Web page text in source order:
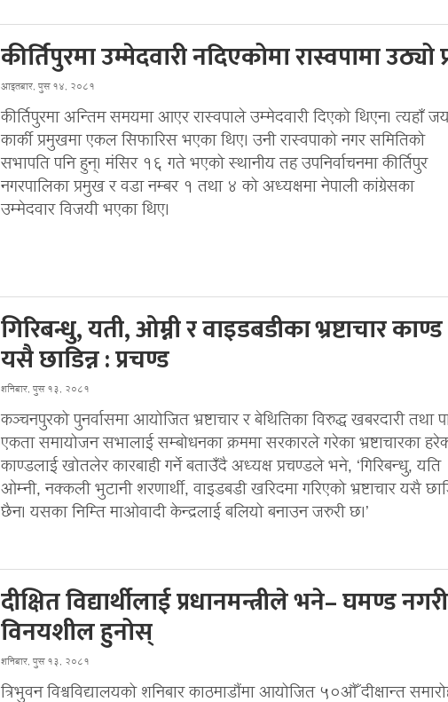
कीर्तिपुरमा उम्मेदवारी नदिएकोमा रास्वपामा उठ्यो
आइतबार, पुस १४, २०८१
कीर्तिपुरमा अन्तिम समयमा आएर रास्वपाले उम्मेदवारी दिएको थिएन। त्यहाँ
कार्की प्रमुखमा एकल सिफारिस भएका थिए। उनी रास्वपाको नगर समितिको
सभापति पनि हुन्। मंसिर १६ गते भएको स्थानीय तह उपनिर्वाचनमा कीर्तिपुर
नगरपालिका प्रमुख र वडा नम्बर १ तथा ४ को अध्यक्षमा नेपाली कांग्रेसका
उम्मेदवार विजयी भएका थिए।
गिरिबन्धु, यती, ओम्नी र वाइडबडीका भ्रष्टाचार काण्ड
यसै छाडिन्न : प्रचण्ड
शनिबार, पुस १३, २०८१
कञ्चनपुरको पुनर्वासमा आयोजित भ्रष्टाचार र बेथितिका विरुद्ध खबरदारी तथा
एकता समायोजन सभालाई सम्बोधनका क्रममा सरकारले गरेका भ्रष्टाचारका
काण्डलाई खोतलेर कारबाही गर्ने बताउँदै अध्यक्ष प्रचण्डले भने, ‘गिरिबन्धु, यति
ओम्नी, नक्कली भुटानी शरणार्थी, वाइडबडी खरिदमा गरिएको भ्रष्टाचार यसै
छैन। यसका निम्ति माओवादी केन्द्रलाई बलियो बनाउन जरुरी छ।’
दीक्षित विद्यार्थीलाई प्रधानमन्त्रीले भने– घमण्ड नगरी
विनयशील हुनोस्
शनिबार, पुस १३, २०८१
त्रिभुवन विश्वविद्यालयको शनिबार काठमाडौंमा आयोजित ५०औँ दीक्षान्त